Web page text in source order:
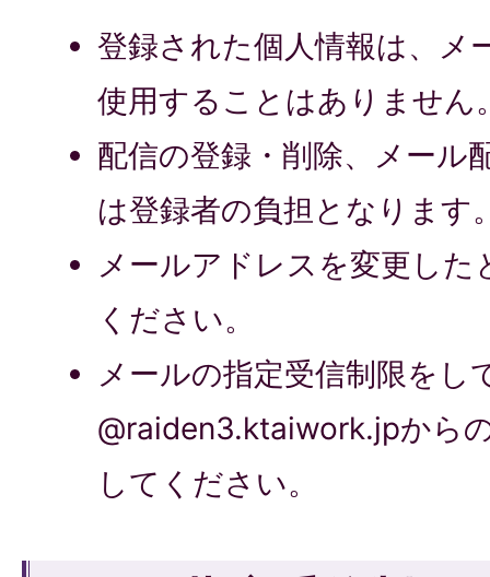
登録された個人情報は、メ
使用することはありません
配信の登録・削除、メール
は登録者の負担となります
メールアドレスを変更した
ください。
メールの指定受信制限をし
@raiden3.ktaiwork.jpから
してください。